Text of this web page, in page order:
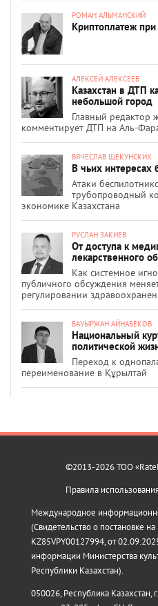
РОМАН АЛЬМАНСКИЙ
Криптоплатеж
АЛЕКСЕЙ АЛЕКСЕЕВ
Казахстан в ДТП
небольшой город
Главный редактор
комментирует ДТП на Аль-
ВЯЧЕСЛАВ ЩЕКУНСКИХ
В чьих
Атаки
трубопроводный
экономике Казахстана
РУСЛАН ЗАКИЕВ
От доступа к
лекарственного
Как системное
публичного обсуждения
регулировании
БАУЫРЖАН АЙНАБЕКОВ
Национальный
политической
Переход к
переименование в Құрылтай
©2013-2026 ТОО
Правила
Международное
(Свидетельство о постановке
KZ85VPY00127994, от
информации Министерства
Республики Казахстан).
050026, Республика Казахстан,